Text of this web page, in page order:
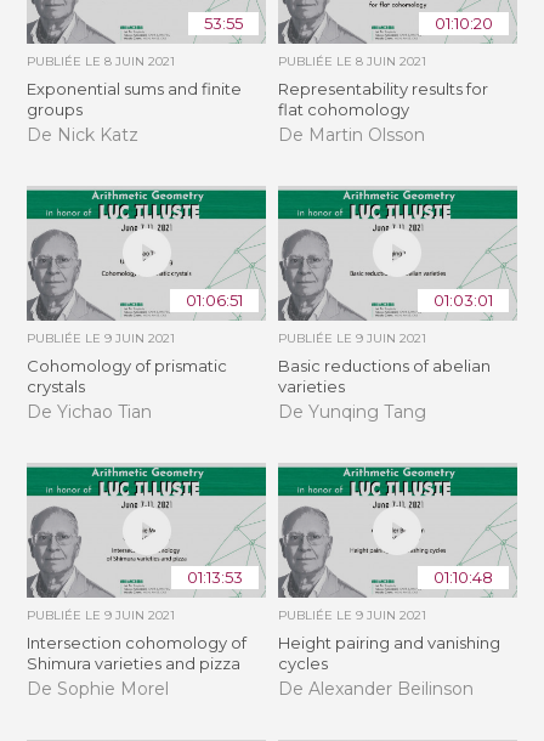
53:55
PUBLIÉE LE8 JUIN 2021
Exponential sums and finite
groups
De Nick Katz
01:10:20
PUBLIÉE LE 8 JUIN 2021
Representability results for
flat cohomology
De Martin Olsson
01:06:51
PUBLIÉE LE9 JUIN 2021
Cohomology of prismatic
crystals
De Yichao Tian
01:03:01
PUBLIÉE LE 9 JUIN 2021
Basic reductions of abelian
varieties
De Yunqing Tang
01:13:53
PUBLIÉE LE9 JUIN 2021
Intersection cohomology of
Shimura varieties and pizza
De Sophie Morel
01:10:48
PUBLIÉE LE 9 JUIN 2021
Height pairing and vanishing
cycles
De Alexander Beilinson